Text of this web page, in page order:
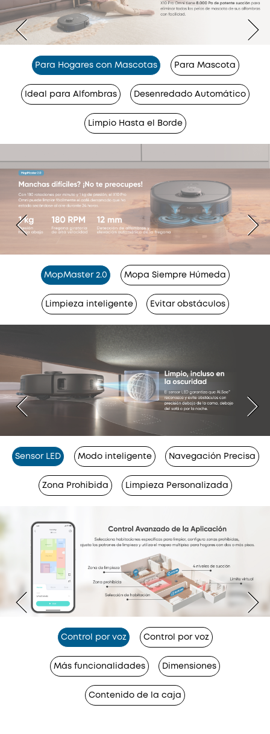
Para Hogares con Mascotas Para Mascota
Ideal para Alfombras Desenredado Automático
Limpio Hasta el Borde
MopMaster 2.0 Mopa Siempre Húmeda
Limpieza inteligente Evitar obstáculos
Sensor LED Modo inteligente Navegación Precisa
Zona Prohibida Limpieza Personalizada
Control por voz Control por voz
Más funcionalidades Dimensiones
Contenido de la caja